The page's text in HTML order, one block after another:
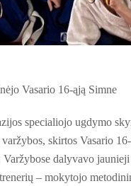
16-ąją Simne
specialiojo ugdymo
skirtos Vasario
dalyvavo
– mokytojo